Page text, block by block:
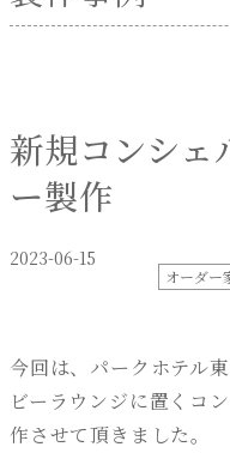
新規コンシェ
ー製作
2023-06-15
オーダー
今回は、パークホテル
ビーラウンジに置くコ
作させて頂きました。